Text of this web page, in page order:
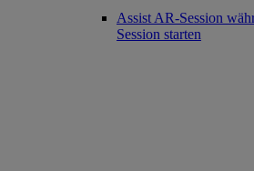
Assist AR-Session
Session starten